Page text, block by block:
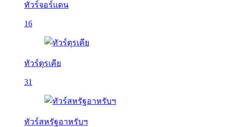
ทัวร์จอร์แดน
16
ทัวร์ตุรเคีย
31
ทัวร์สหรัฐอาหรับฯ